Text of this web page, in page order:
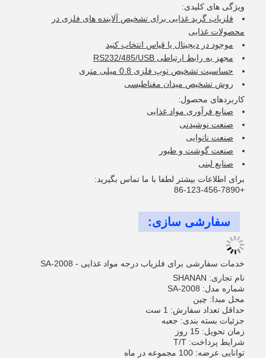
ویژگی های کلیدی:
فلزیاب گرید غذایی برای تشخیص آلاینده های فلزی در
محصولات غذایی
موجود در دیجیتال یا قیاس انتخاب کنید
مجهز به رابط ارتباطی RS232/485/USB
حساسیت تشخیص توپ فلزی 0.8 میلی متری
روش تشخیص میدان مغناطیسی
کاربردهای محصول:
صنایع فرآوری مواد غذایی
صنعت نوشیدنی
صنعت نانوایی
صنعت گوشت و طیور
صنایع لبنی
برای اطلاعات بیشتر لطفا با ما تماس بگیرید:
+86-123-456-7890
سفارشی سازی:
خدمات سفارشی برای فلزیاب درجه مواد غذایی - SA-2008
نام تجاری: SHANAN
شماره مدل: SA-2008
محل مبدا: چین
حداقل تعداد سفارش: 1 ست
جزئیات بسته بندی: جعبه
زمان تحویل: 15 روز
شرایط پرداخت: T/T
توانایی عرضه: 100 مجموعه در ماه